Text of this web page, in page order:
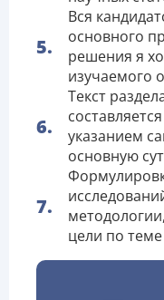
Вся
основного
решения я
изучаемого
Текст
указанием
основную
цели по